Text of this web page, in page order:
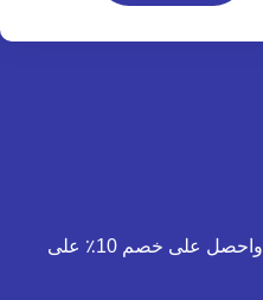
اشترك في النشرة الإخبارية لدينا واحصل على خصم 10٪ على